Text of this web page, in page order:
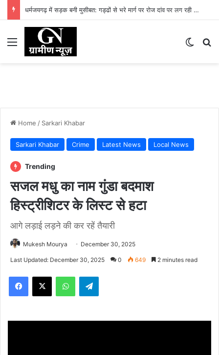
धर्मजयगढ़ में सड़क बनी मुसीबत: गड्ढों से भरे मार्ग पर रोज दांव पर लग रही लोगों की जान
Menu
Home / Sarkari Khabar
Sarkari Khabar Crime Latest News Local News
Trending
सजल मधु का नाम गुंडा बदमाश
हिस्ट्रीशिटर के लिस्ट से हटा
आगे लड़ाई लड़ने की कर रहें तैयारी
Mukesh Mourya December 30, 2025
Last Updated: December 30, 2025 0 649 2 minutes read
Facebook
X WhatsAppTelegram